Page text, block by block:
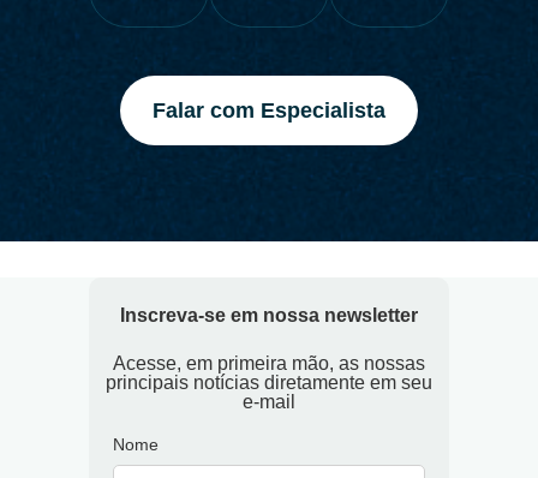
Falar com Especialista
Inscreva-se em nossa newsletter
Acesse, em primeira mão, as nossas
principais notícias diretamente em seu
e-mail
Nome